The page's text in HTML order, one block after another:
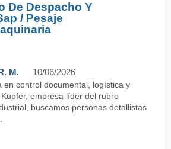
De Despacho Y
/ Pesaje
M. 10/06/2026
en control documental, logística y
empresa líder del rubro
buscamos personas detallistas